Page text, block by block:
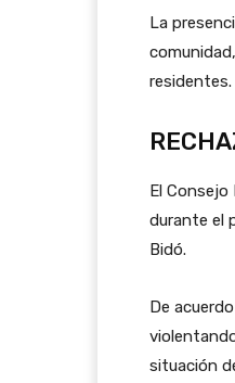
La
residentes.
El Consejo
durante el
Bidó.
De
situación